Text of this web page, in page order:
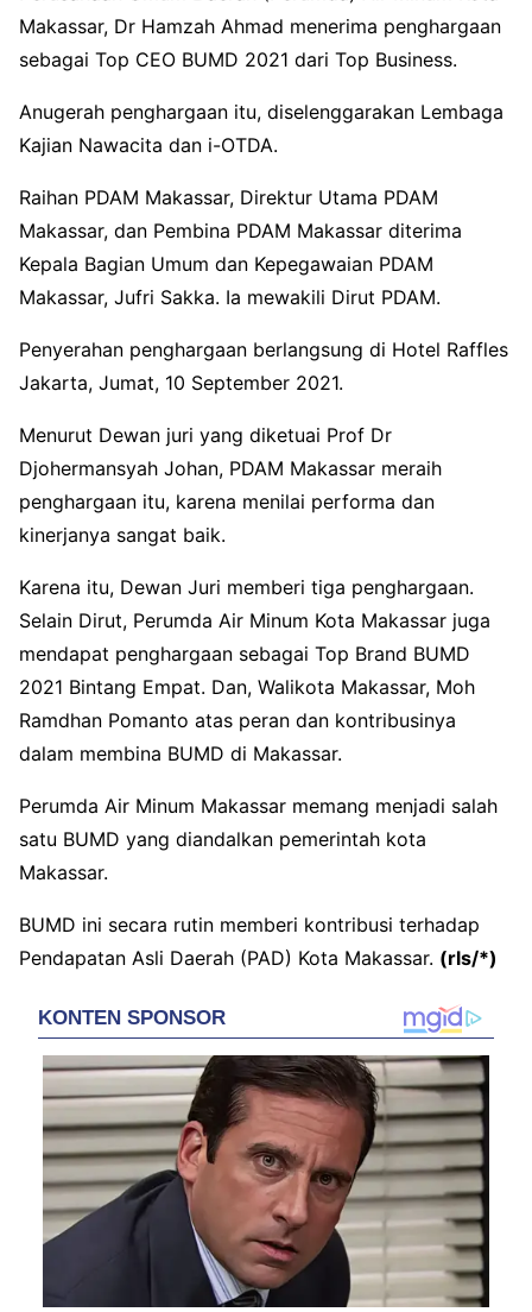
Makassar, Dr Hamzah Ahmad menerima penghargaan
sebagai Top CEO BUMD 2021 dari Top Business.
Anugerah penghargaan itu, diselenggarakan Lembaga
Kajian Nawacita dan i-OTDA.
Raihan PDAM Makassar, Direktur Utama PDAM
Makassar, dan Pembina PDAM Makassar diterima
Kepala Bagian Umum dan Kepegawaian PDAM
Makassar, Jufri Sakka. Ia mewakili Dirut PDAM.
Penyerahan penghargaan berlangsung di Hotel Raffles
Jakarta, Jumat, 10 September 2021.
Menurut Dewan juri yang diketuai Prof Dr
Djohermansyah Johan, PDAM Makassar meraih
penghargaan itu, karena menilai performa dan
kinerjanya sangat baik.
Karena itu, Dewan Juri memberi tiga penghargaan.
Selain Dirut, Perumda Air Minum Kota Makassar juga
mendapat penghargaan sebagai Top Brand BUMD
2021 Bintang Empat. Dan, Walikota Makassar, Moh
Ramdhan Pomanto atas peran dan kontribusinya
dalam membina BUMD di Makassar.
Perumda Air Minum Makassar memang menjadi salah
satu BUMD yang diandalkan pemerintah kota
Makassar.
BUMD ini secara rutin memberi kontribusi terhadap
Pendapatan Asli Daerah (PAD) Kota Makassar. (rls/*)